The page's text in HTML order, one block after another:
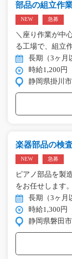
部品の組立作
NEW 急募
＼座り作業が中
る工場で、組立
長期（3ヶ月
時給1,200円
静岡県掛川市
楽器部品の検
NEW 急募
ピアノ部品を製
をお任せします
長期（3ヶ月
時給1,300円
静岡県磐田市